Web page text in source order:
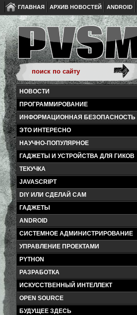
ГЛАВНАЯ АРХИВ НОВОСТЕЙ ANDROID
НОВОСТИ
ПРОГРАММИРОВАНИЕ
ИНФОРМАЦИОННАЯ БЕЗОПАСНОСТЬ
ЭТО ИНТЕРЕСНО
НАУЧНО-ПОПУЛЯРНОЕ
ГАДЖЕТЫ И УСТРОЙСТВА ДЛЯ ГИКОВ
ТЕКУЧКА
JAVASCRIPT
DIY ИЛИ СДЕЛАЙ САМ
ГАДЖЕТЫ
ANDROID
СИСТЕМНОЕ АДМИНИСТРИРОВАНИЕ
УПРАВЛЕНИЕ ПРОЕКТАМИ
PYTHON
РАЗРАБОТКА
ИСКУССТВЕННЫЙ ИНТЕЛЛЕКТ
OPEN SOURCE
БУДУЩЕЕ ЗДЕСЬ